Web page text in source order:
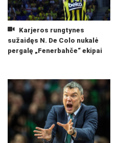
Karjeros rungtynes
sužaidęs N. De Colo nukalė
pergalę „Fenerbahče“ ekipai